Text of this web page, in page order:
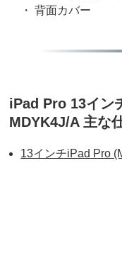
・ 背面カバー
iPad Pro 13イン
MDYK4J/A 主な
13インチiPad Pro